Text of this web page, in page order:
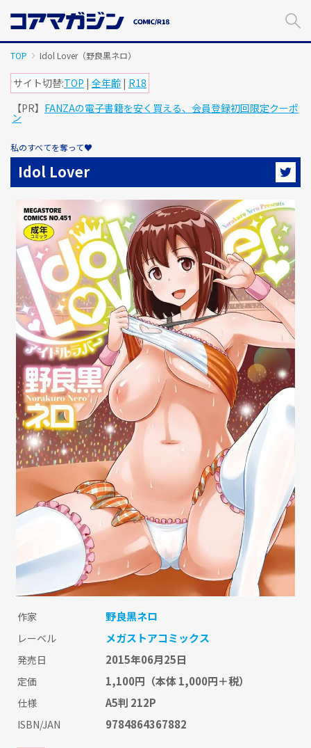
TOP Idol Lover（野良黒ネロ）
サイト切替:TOP | 全年齢 | R18
【PR】 FANZAの電子書籍を安く買える、会員登録初回限定クーポ
ン
私のすべてを奪って♥
Idol Lover
作家 野良黒ネロ
レーベル メガストアコミックス
発売日 2015年06月25日
定価 1,100円 （本体 1,000円＋税）
仕様 A5判 212P
ISBN/JAN 9784864367882